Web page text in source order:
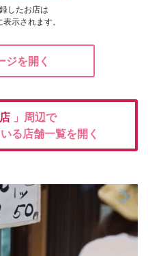
したお店は
表示されます。
ジを開く
」周辺で
る店舗一覧を開く